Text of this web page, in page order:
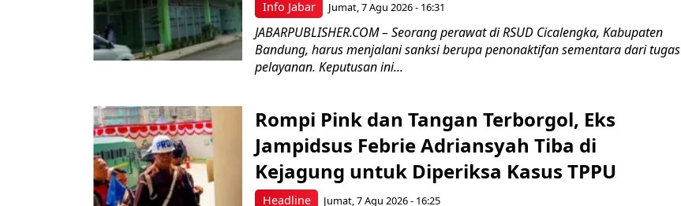
Info Jabar Jumat, 7 Agu 2026 - 16:31
JABARPUBLISHER.COM – Seorang perawat di RSUD Cicalengka, Kabupaten
Bandung, harus menjalani sanksi berupa penonaktifan sementara dari tugas
pelayanan. Keputusan ini...
Headline
Rompi Pink dan Tangan Terborgol, Eks
Jampidsus Febrie Adriansyah Tiba di
Kejagung untuk Diperiksa Kasus TPPU
Jumat, 7 Agu 2026 - 16:25